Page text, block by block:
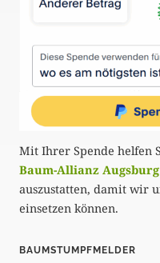
Mit Ihrer Spende helfen
Baum-Allianz Augsburg
auszustatten, damit wir
einsetzen können.
BAUMSTUMPFMELDER